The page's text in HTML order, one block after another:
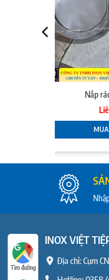
Nắp
INOX VIỆT
Địa chỉ: Cụm
Tìm đường